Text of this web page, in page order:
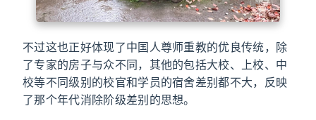
不过这也正好体现了中国人尊师重教的优良传统，除
了专家的房子与众不同，其他的包括大校、上校、中
校等不同级别的校官和学员的宿舍差别都不大，反映
了那个年代消除阶级差别的思想。